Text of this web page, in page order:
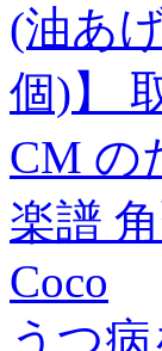
(油あ
個)】
CM の
楽譜
Coco
うつ病